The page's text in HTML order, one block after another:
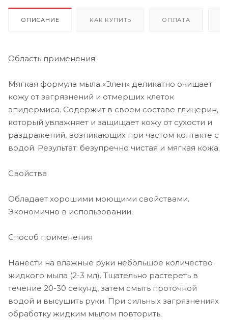
ОПИСАНИЕ КАК КУПИТЬ ОПЛАТА
Область применения
Мягкая формула мыла «Элен» деликатно очищает
кожу от загрязнений и отмерших клеток
эпидермиса. Содержит в своем составе глицерин,
который увлажняет и защищает кожу от сухости и
раздражений, возникающих при частом контакте с
водой. Результат: безупречно чистая и мягкая кожа.
Свойства
Обладает хорошими моющими свойствами.
Экономично в использовании.
Способ применения
Нанести на влажные руки небольшое количество
жидкого мыла (2-3 мл). Тщательно растереть в
течение 20-30 секунд, затем смыть проточной
водой и высушить руки. При сильных загрязнениях
обработку жидким мылом повторить.